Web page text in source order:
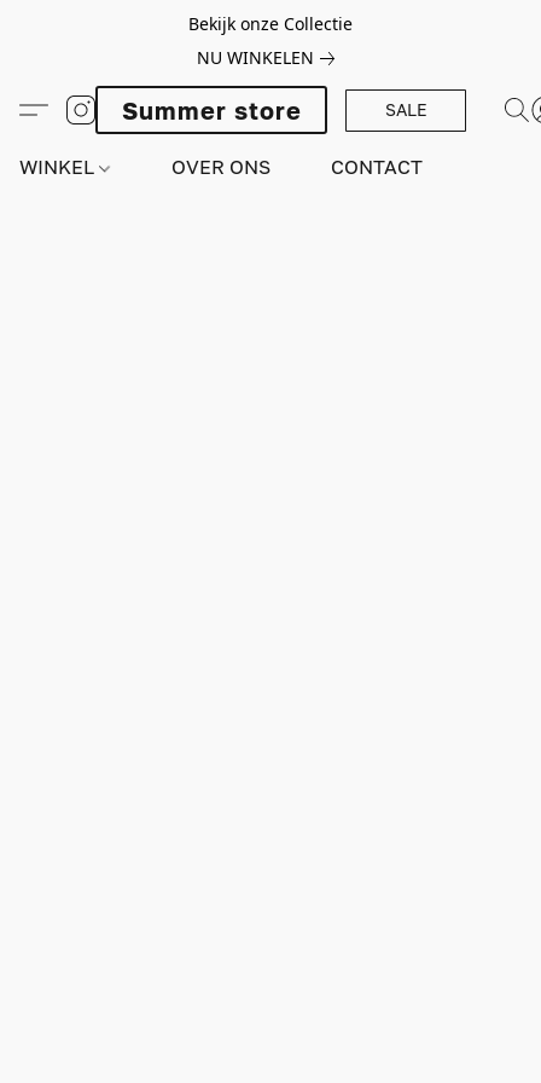
Bekijk onze Collectie
NU WINKELEN
Summer store SALE
WINKEL OVER ONS CONTACT